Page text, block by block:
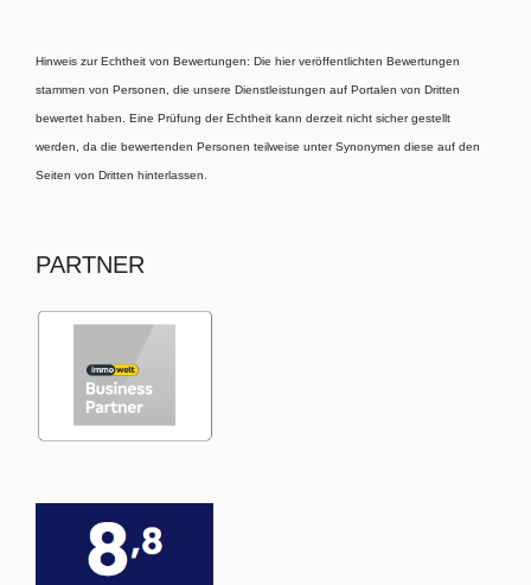
Hinweis zur Echtheit von Bewertungen: Die hier veröffentlichten Bewertungen
stammen von Personen, die unsere Dienstleistungen auf Portalen von Dritten
bewertet haben. Eine Prüfung der Echtheit kann derzeit nicht sicher gestellt
werden, da die bewertenden Personen teilweise unter Synonymen diese auf den
Seiten von Dritten hinterlassen.
PARTNER